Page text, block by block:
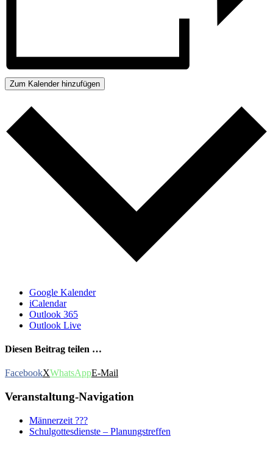
Zum Kalender hinzufügen
Google Kalender
iCalendar
Outlook 365
Outlook Live
Diesen Beitrag teilen …
FacebookXWhatsAppE-Mail
Veranstaltung-Navigation
Männerzeit ???
Schulgottesdienste – Planungstreffen